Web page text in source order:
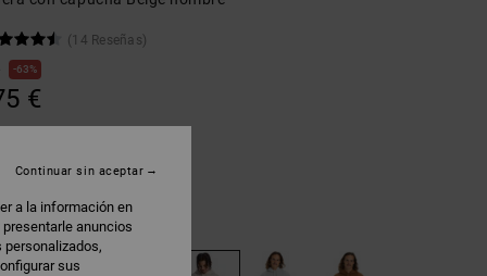
(14 Reseñas)
63%
€
a la información en
anuncios
personalizados,
sus
Continuar sin aceptar